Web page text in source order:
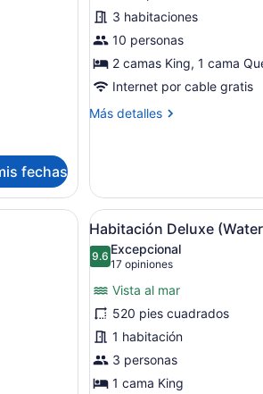
fechas
Casa
de
campo,
3
habitaciones,
cocina
3 habitaciones
10 personas
2 camas King, 1 cama
Internet por cable gratis
Más detalles
Más
campo,
3
habitaciones,
cocina
(Water
View)
con una cama grande, un escritorio con
Abrir
todas
las
fotos
de
Habitación
Deluxe
(Water
View)
24
Habitación Deluxe
9.69.6 de 10
Excepcional
17 opiniones
(17
opiniones)
Vista al mar
520 pies cuadrados
1 habitación
3 personas
1 cama King